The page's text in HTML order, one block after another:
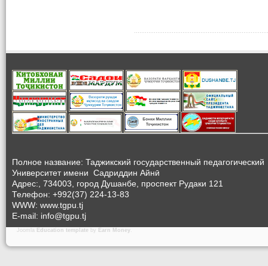
Полное название: Таджикский государственный педагогический
Университет имени Садриддин Айнӣ
Адрес:, 734003, город Душанбе, проспект Рудаки 121
Телефон: +992(37) 224-13-83
WWW: www.tgpu.tj
E-mail: info@tgpu.tj
Joomla Education template by Earn Money.